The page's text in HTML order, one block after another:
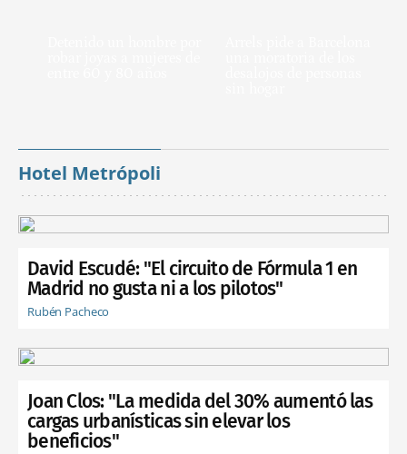
Hotel Metrópoli
David Escudé: "El circuito de Fórmula 1 en
Madrid no gusta ni a los pilotos"
Rubén Pacheco
Joan Clos: "La medida del 30% aumentó las
cargas urbanísticas sin elevar los
beneficios"